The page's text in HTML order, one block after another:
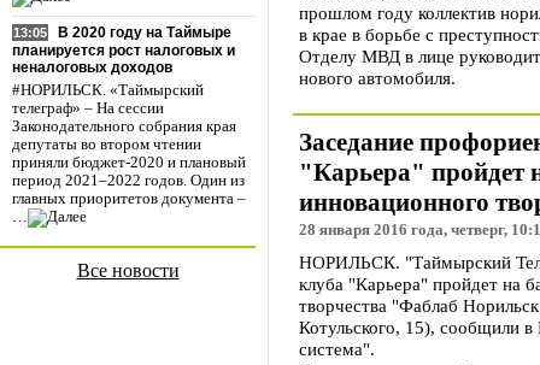
13:05
В 2020 году на Таймыре
планируется рост налоговых и
неналоговых доходов
#НОРИЛЬСК. «Таймырский
телеграф» – На сессии
Законодательного собрания края
депутаты во втором чтении
приняли бюджет-2020 и плановый
период 2021–2022 годов. Один из
главных приоритетов документа –
…
Все новости
прошлом году коллектив
в крае в борьбе с
Отделу МВД в лице
нового автомобиля.
Заседание
"Карьера" пройдет
инновационного
28 января 2016 года, четверг,
НОРИЛЬСК. "Таймырский
клуба "Карьера" пройдет на
творчества "Фаблаб
Котульского, 15), сообщили
система".